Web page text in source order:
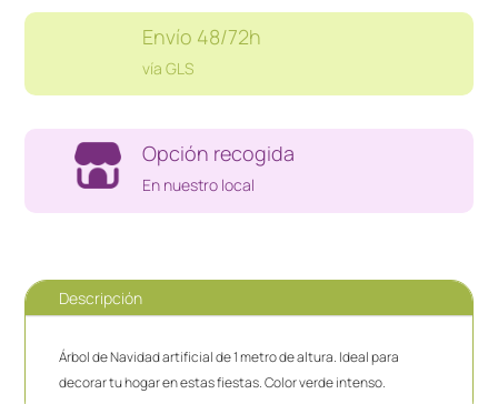
Envío 48/72h
vía GLS
Opción recogida
En nuestro local
Descripción
Árbol de Navidad artificial de 1 metro de altura. Ideal para
decorar tu hogar en estas fiestas. Color verde intenso.